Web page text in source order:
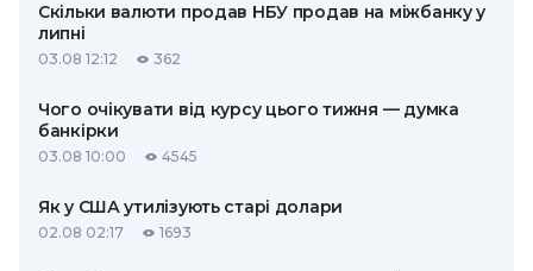
Скільки валюти продав НБУ продав на міжбанку у
липні
03.08 12:12 362
Чого очікувати від курсу цього тижня — думка
банкірки
03.08 10:00 4545
Як у США утилізують старі долари
02.08 02:17 1693